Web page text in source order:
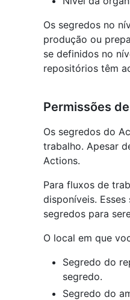
Os segredos no
produção ou
se definidos no
repositórios têm
Permissões
Os segredos do
trabalho. Apesar
Actions.
Para fluxos de
disponíveis.
segredos para
O local em que
Segredo do
segredo.
Segredo do